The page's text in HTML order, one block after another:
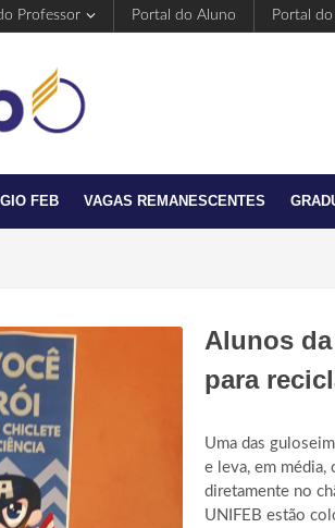
Professor Portal do Aluno Portal
FEB VAGAS REMANESCENTES
Alunos
para
Uma das
e leva, em média,
diretamente no
UNIFEB estão